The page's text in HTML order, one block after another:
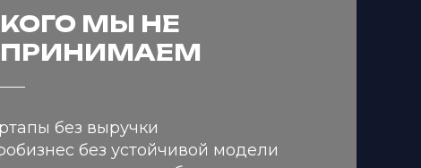
без выручки
без устойчивой модели
КОГО МЫ НЕ
ПРИНИМАЕМ